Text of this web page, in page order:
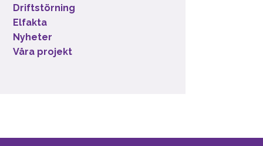
Driftstörning
Elfakta
Nyheter
Våra projekt